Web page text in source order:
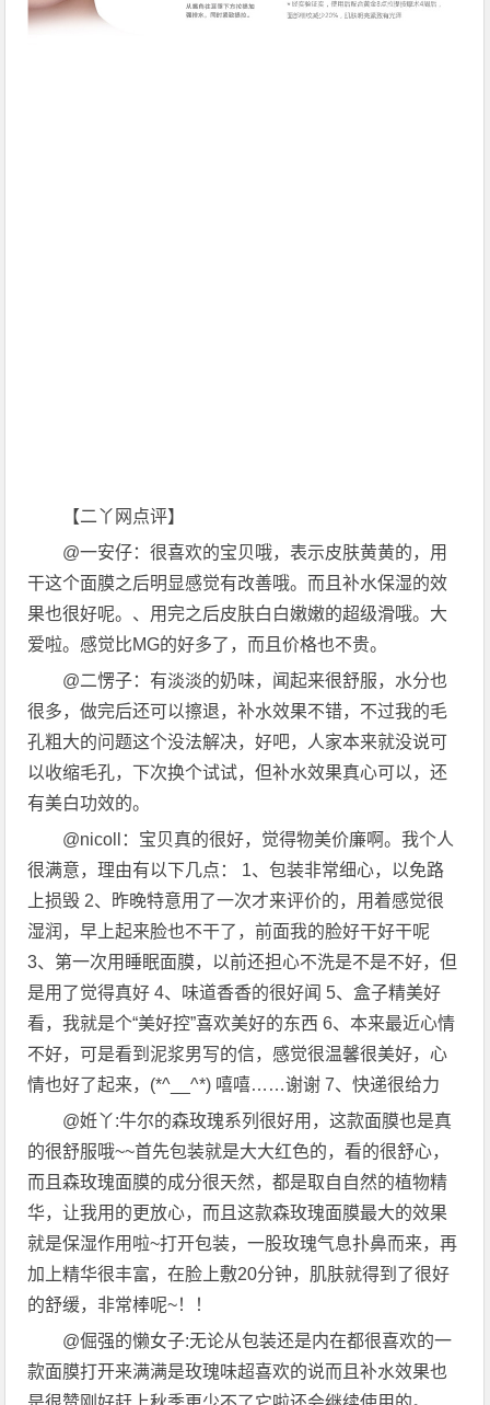
【二丫网点评】
@一安仔：很喜欢的宝贝哦，表示皮肤黄黄的，用
干这个面膜之后明显感觉有改善哦。而且补水保湿的效
果也很好呢。、用完之后皮肤白白嫩嫩的超级滑哦。大
爱啦。感觉比MG的好多了，而且价格也不贵。
@二愣子：有淡淡的奶味，闻起来很舒服，水分也
很多，做完后还可以擦退，补水效果不错，不过我的毛
孔粗大的问题这个没法解决，好吧，人家本来就没说可
以收缩毛孔，下次换个试试，但补水效果真心可以，还
有美白功效的。
@nicoll：宝贝真的很好，觉得物美价廉啊。我个人
很满意，理由有以下几点： 1、包装非常细心，以免路
上损毁 2、昨晚特意用了一次才来评价的，用着感觉很
湿润，早上起来脸也不干了，前面我的脸好干好干呢
3、第一次用睡眠面膜，以前还担心不洗是不是不好，但
是用了觉得真好 4、味道香香的很好闻 5、盒子精美好
看，我就是个“美好控”喜欢美好的东西 6、本来最近心情
不好，可是看到泥浆男写的信，感觉很温馨很美好，心
情也好了起来，(*^__^*) 嘻嘻……谢谢 7、快递很给力
@姙丫:牛尔的森玫瑰系列很好用，这款面膜也是真
的很舒服哦~~首先包装就是大大红色的，看的很舒心，
而且森玫瑰面膜的成分很天然，都是取自自然的植物精
华，让我用的更放心，而且这款森玫瑰面膜最大的效果
就是保湿作用啦~打开包装，一股玫瑰气息扑鼻而来，再
加上精华很丰富，在脸上敷20分钟，肌肤就得到了很好
的舒缓，非常棒呢~！！
@倔强的懒女子:无论从包装还是内在都很喜欢的一
款面膜打开来满满是玫瑰味超喜欢的说而且补水效果也